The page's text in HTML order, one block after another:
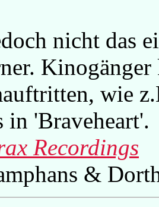
nicht das
wie
in 'Braveheart'.
Recordings
&